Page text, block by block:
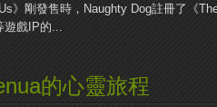
》剛發售時，Naughty Dog註冊了《
遊戲IP的...
的心靈旅程